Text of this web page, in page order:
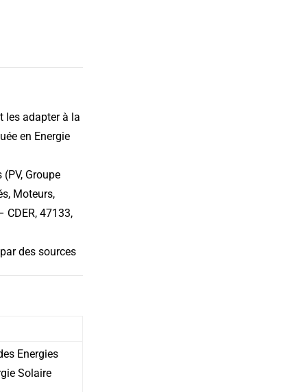
les adapter à la
en Energie
Groupe
Moteurs,
CDER, 47133,
des sources
Energies
Solaire